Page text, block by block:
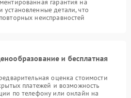
гарантия на
детали, что
неисправностей
и бесплатная
оценка стоимости
платежей и возможность
по телефону или онлайн на